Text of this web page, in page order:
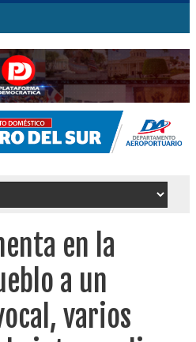
en la
a un
varios